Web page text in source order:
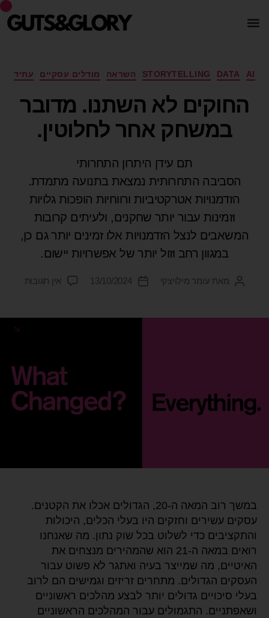
AI
DATA
STORYTELLING השראה מודלים עסקיים עתיד
החוקים לא השתנו. מדובר
במשחק אחר לחלוטין.
תם עידן היתרון התחרותי
הסביבה התחרותית נמצאת בתנועה מתמדת.
הזדמנויות אטרקטיביות ורווחיות הופכות גלויות
וזמינות עבור יותר שחקנים, ולעיתים קרובות
המשאבים לנצל הזדמנויות אלו זמינים יותר גם כן,
במגוון רחב וזול יותר של אפשרויות יישום.
מאת עומר מילויצקי 13/10/2024 אין תגובות
במשך רוב המאה ה-20, הגדולים אכלו את הקטנים.
עסקים עשירים וחזקים היו בעלי הכלים, היכולות
והתקציבים כדי לשלוט בכל שוק נתון. מה שאנחנו
רואים במאה ה-21 הוא שהמהירים מנצחים את
האיטיים, מה שמייצר בעיה ואתגר לא פשוט עבור
העסקים הגדולים. מתחרים זריזים וגמישים הם לרוב
בעלי סיכויים גדולים יותר לבצע מהלכים ראשוניים
ושאפתניים. התגמולים עבור המהלכים הראשוניים